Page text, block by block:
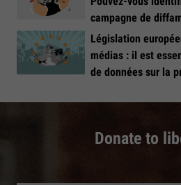
campagne de
Législation
médias : il est
de données sur la
Donate to